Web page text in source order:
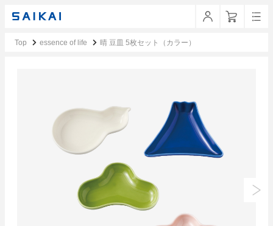
Top essence of life 晴 豆皿 5枚セット（カラー）